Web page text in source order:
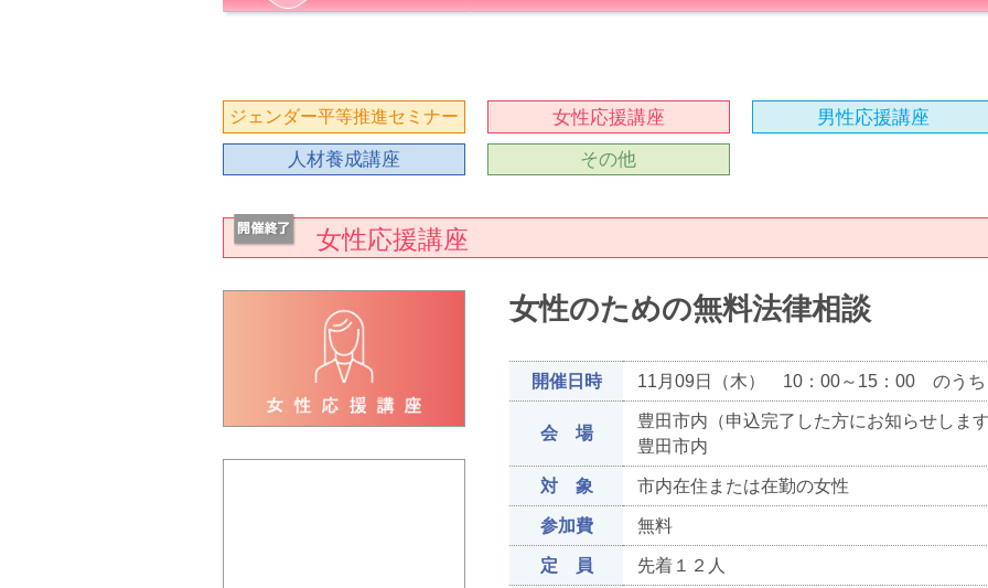
ジェンダー平等推進セミナー 女性応援講座
男性応援講座
人材養成講座
その他
女性応援講座
女性のための無料法律相談
開催日時 11月09日（木） 10：00～15：00 のう
会 場
豊田市内（申込完了した方にお知らせしま
豊田市内
対 象 市内在住または在勤の女性
参加費 無料
定 員 先着１２人